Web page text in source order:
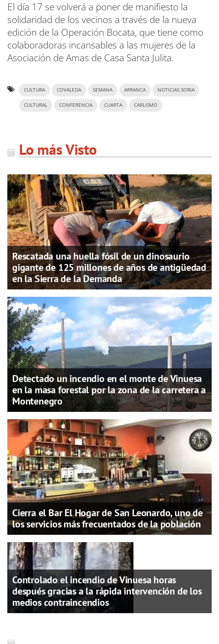
El día 17 se volverá a poner de manifiesto la
solidaridad de los vecinos a través de la nueva
edición de la Operación Bocata, que tiene como
colaboradoras incansables a las mujeres de la
Asociación de Amas de Casa Santa Julita.
CULTURA COVALEDA SEMANA ARRANCA NOTICIAS SORIA
CULTURAL CONFERENCIA CUARTA CARLISMO
Lo más Visto
Rescatada una huella fósil de un dinosaurio
gigante de 125 millones de años de antigüedad
en la Sierra de la Demanda
Detectado un incendio en el monte de Vinuesa
en la masa forestal por la zona de la carretera a
Montenegro
Cierra el Bar El Hogar de San Leonardo, uno de
los servicios más frecuentados de la población
Controlado el incendio de Vinuesa horas
después gracias a la rápida intervención de los
medios contraincendios